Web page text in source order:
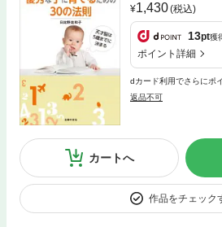
1,430(税込)
13pt獲
ポイント詳細
dカード利用でさらにポ
返品不可
カートへ
作品をチェック